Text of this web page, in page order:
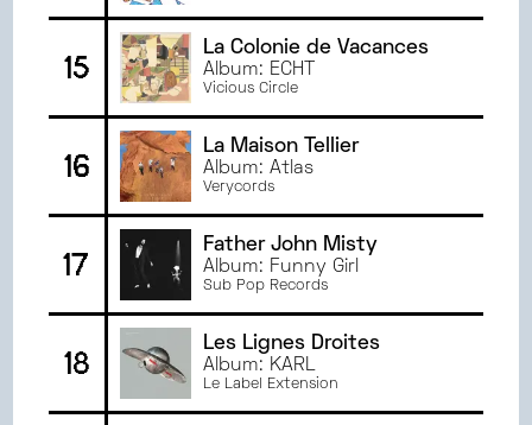
15
La Colonie de Vacances
Album: ECHT
Vicious Circle
16
La Maison Tellier
Album: Atlas
Verycords
17
Father John Misty
Album: Funny Girl
Sub Pop Records
18
Les Lignes Droites
Album: KARL
Le Label Extension